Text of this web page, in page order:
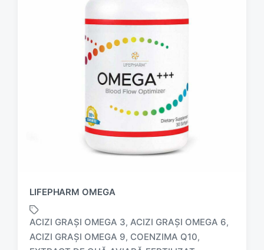
LIFEPHARM OMEGA
ACIZI GRAȘI OMEGA 3, ACIZI GRAȘI OMEGA 6,
ACIZI GRAȘI OMEGA 9, COENZIMA Q10,